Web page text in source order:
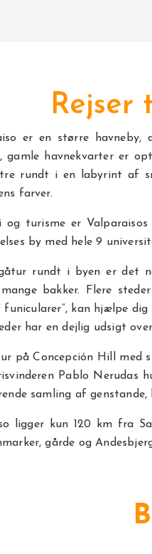
Rejser
er en større havneby,
gamle havnekvarter er
rundt i en labyrint af
farver.
og turisme er
by med hele 9
rundt i byen er det
bakker. Flere
funicularer”, kan hjælpe
har en dejlig udsigt
på Concepción Hill med
Pablo Nerudas
samling af
ligger kun 120 km fra
gårde og